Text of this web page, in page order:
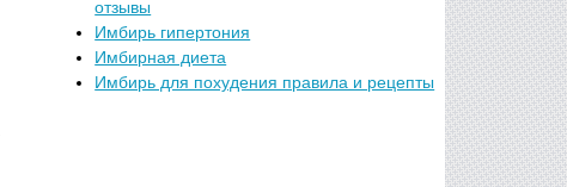
отзывы
Имбирь гипертония
Имбирная диета
Имбирь для похудения правила и рецепты